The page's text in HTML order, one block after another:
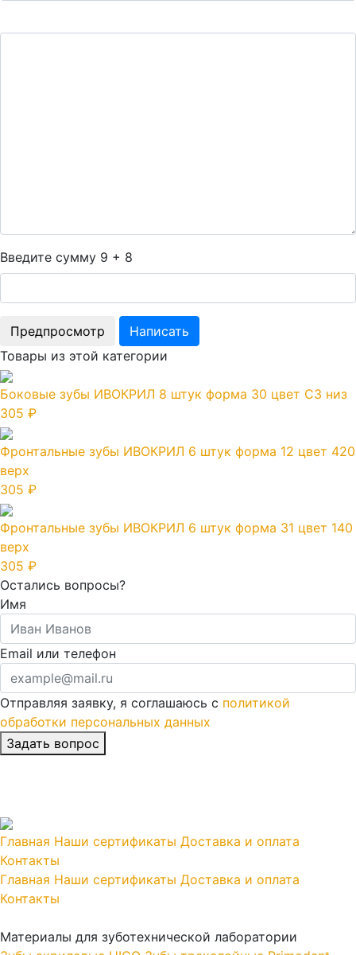
Введите сумму 9 + 8
Товары из этой категории
Боковые зубы ИВОКРИЛ 8 штук форма 30 цвет C3 низ
305 ₽
Фронтальные зубы ИВОКРИЛ 6 штук форма 12 цвет 420
верх
305 ₽
Фронтальные зубы ИВОКРИЛ 6 штук форма 31 цвет 140
верх
305 ₽
Остались вопросы?
Имя
Email или телефон
Отправляя заявку, я соглашаюсь с политикой
обработки персональных данных
Главная Наши сертификаты Доставка и оплата
Контакты
Главная Наши сертификаты Доставка и оплата
Контакты
Материалы для зуботехнической лаборатории